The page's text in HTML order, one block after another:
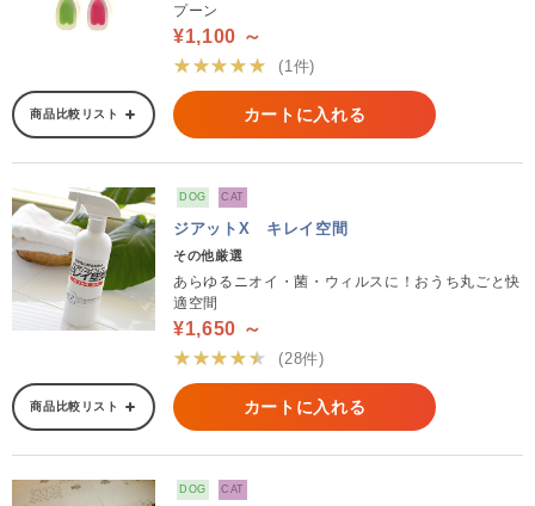
プーン
¥1,100 ～
★★★★★
(1件)
商品比較リスト カートに入れる
DOG CAT
ジアットX キレイ空間
その他厳選
あらゆるニオイ・菌・ウィルスに！おうち丸ごと快
適空間
¥1,650 ～
★★★★★
(28件)
商品比較リスト カートに入れる
DOG CAT